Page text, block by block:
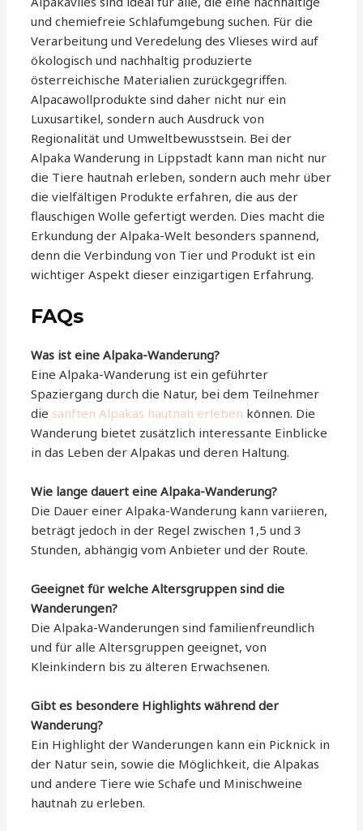
und chemiefreie Schlafumgebung suchen. Für die
Verarbeitung und Veredelung des Vlieses wird auf
ökologisch und nachhaltig produzierte
österreichische Materialien zurückgegriffen.
Alpacawollprodukte sind daher nicht nur ein
Luxusartikel, sondern auch Ausdruck von
Regionalität und Umweltbewusstsein. Bei der
Alpaka Wanderung in Lippstadt kann man nicht nur
die Tiere hautnah erleben, sondern auch mehr über
die vielfältigen Produkte erfahren, die aus der
flauschigen Wolle gefertigt werden. Dies macht die
Erkundung der Alpaka-Welt besonders spannend,
denn die Verbindung von Tier und Produkt ist ein
wichtiger Aspekt dieser einzigartigen Erfahrung.
FAQs
Was ist eine Alpaka-Wanderung?
Eine Alpaka-Wanderung ist ein geführter
Spaziergang durch die Natur, bei dem Teilnehmer
die sanften Alpakas hautnah erleben können. Die
Wanderung bietet zusätzlich interessante Einblicke
in das Leben der Alpakas und deren Haltung.
Wie lange dauert eine Alpaka-Wanderung?
Die Dauer einer Alpaka-Wanderung kann variieren,
beträgt jedoch in der Regel zwischen 1,5 und 3
Stunden, abhängig vom Anbieter und der Route.
Geeignet für welche Altersgruppen sind die
Wanderungen?
Die Alpaka-Wanderungen sind familienfreundlich
und für alle Altersgruppen geeignet, von
Kleinkindern bis zu älteren Erwachsenen.
Gibt es besondere Highlights während der
Wanderung?
Ein Highlight der Wanderungen kann ein Picknick in
der Natur sein, sowie die Möglichkeit, die Alpakas
und andere Tiere wie Schafe und Minischweine
hautnah zu erleben.